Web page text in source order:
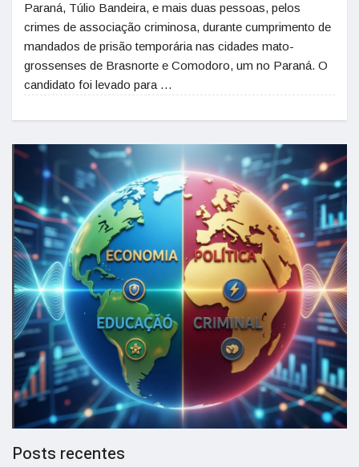
Paraná, Túlio Bandeira, e mais duas pessoas, pelos
crimes de associação criminosa, durante cumprimento de
mandados de prisão temporária nas cidades mato-
grossenses de Brasnorte e Comodoro, um no Paraná. O
candidato foi levado para …
Posts recentes